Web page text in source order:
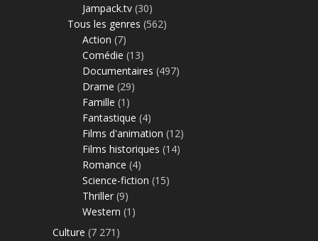
Jampack.tv (30)
Tous les genres (562)
Action (7)
Comédie (13)
Documentaires (497)
Drame (29)
Famille (1)
Fantastique (4)
Films d'animation (12)
Films historiques (14)
Romance (4)
Science-fiction (15)
Thriller (9)
Western (1)
Culture (7 271)